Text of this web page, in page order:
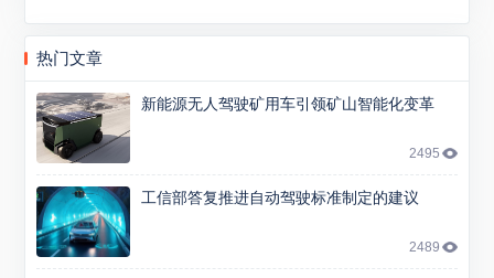
热门文章
新能源无人驾驶矿用车引领矿山智能化变革
2495
工信部答复推进自动驾驶标准制定的建议
2489